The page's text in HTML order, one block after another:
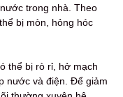
trong nhà. Theo
bị mòn, hỏng hóc
thể bị rò rỉ, hở mạch
nước và điện. Để giảm